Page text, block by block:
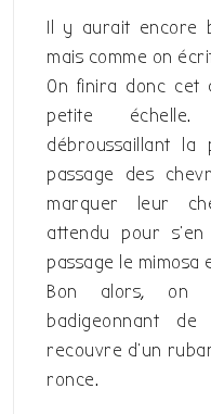
Il y aurait encore
mais comme on
On finira donc cet
petite
débroussaillant
passage des
marquer leur
attendu pour
passage le mimosa
Bon alors, on
badigeonnant
recouvre d’un
ronce.